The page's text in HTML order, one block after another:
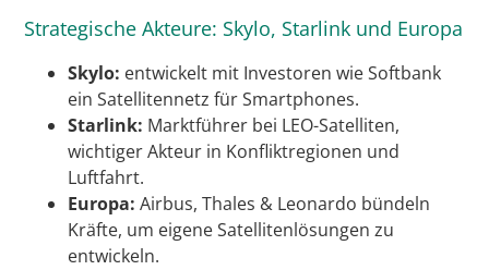
Strategische Akteure: Skylo, Starlink und Europa
Skylo: entwickelt mit Investoren wie Softbank
ein Satellitennetz für Smartphones.
Starlink: Marktführer bei LEO-Satelliten,
wichtiger Akteur in Konfliktregionen und
Luftfahrt.
Europa: Airbus, Thales & Leonardo bündeln
Kräfte, um eigene Satellitenlösungen zu
entwickeln.